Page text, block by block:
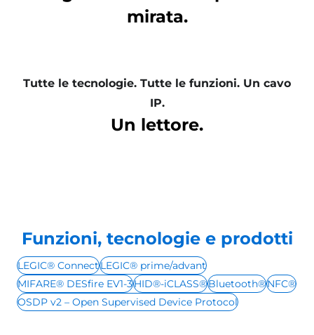
mirata.
Tutte le tecnologie. Tutte le funzioni. Un cavo
IP.
Un lettore.
Funzioni, tecnologie e prodotti
LEGIC® ConnectLEGIC® prime/advant
MIFARE® DESfire EV1-3HID®-iCLASS®Bluetooth®NFC®
OSDP v2 – Open Supervised Device Protocol